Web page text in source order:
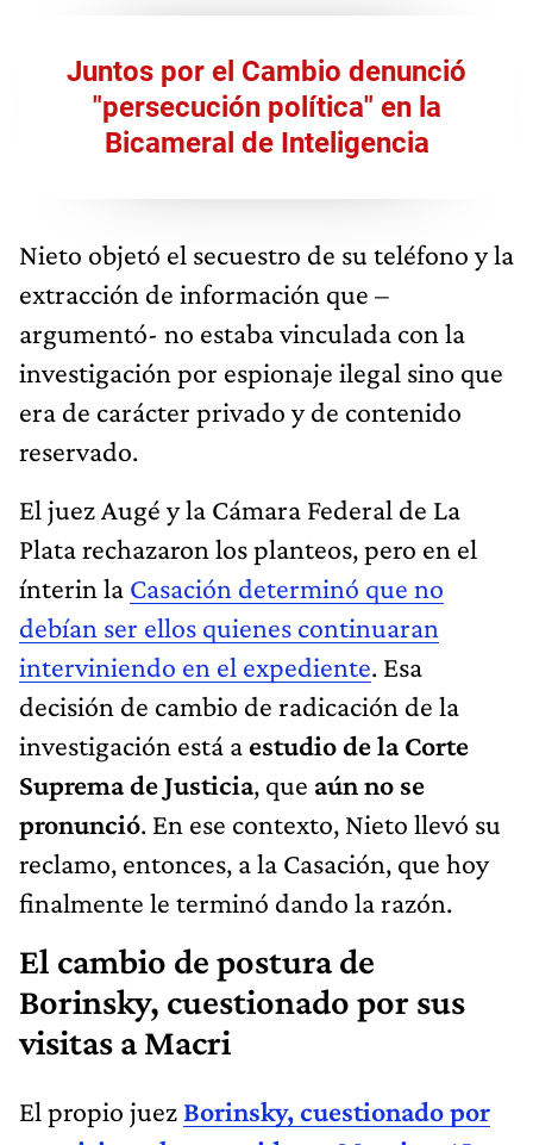
Juntos por el Cambio denunció
"persecución política" en la
Bicameral de Inteligencia
Nieto objetó el secuestro de su teléfono y la
extracción de información que –
argumentó- no estaba vinculada con la
investigación por espionaje ilegal sino que
era de carácter privado y de contenido
reservado.
El juez Augé y la Cámara Federal de La
Plata rechazaron los planteos, pero en el
ínterin la Casación determinó que no
debían ser ellos quienes continuaran
interviniendo en el expediente. Esa
decisión de cambio de radicación de la
investigación está a estudio de la Corte
Suprema de Justicia, que aún no se
pronunció. En ese contexto, Nieto llevó su
reclamo, entonces, a la Casación, que hoy
finalmente le terminó dando la razón.
El cambio de postura de
Borinsky, cuestionado por sus
visitas a Macri
El propio juez Borinsky, cuestionado por